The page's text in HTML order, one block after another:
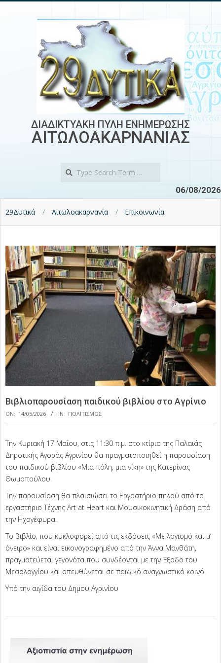
ΔΙΑΔΙΚΤΥΑΚΗ ΠΥΛΗ ΕΝΗΜΕΡΩΣΗΣ
ΑΙΤΩΛΟΑΚΑΡΝΑΝΙΑΣ
06/08/2026
29Δυτικά Αιτωλοακαρνανία Επικοινωνία
Βιβλιοπαρουσίαση παιδικού βιβλίου στο Αγρίνιο
ON: 14/05/2026 IN: ΠΟΛΙΤΙΣΜΟΣ
Την Κυριακή 17 Μαΐου, στις 11:30 π.μ. στο κτίριο της Παλαιάς
Δημοτικής Αγοράς Αγρινίου θα πραγματοποιηθεί η παρουσίαση
του παιδικού βιβλίου «Μια πόλη, μια νίκη» της Κατερίνας
Θωμοπούλου.
Την παρουσίαση θα πλαισιώσει το Εργαστήριο πηλού από το
εργαστήριο Τέχνης Art at Heart και Μουσικοκινητική Δράση από
την Ηχογέφυρα.
Το βιβλίο, που κυκλοφορεί από τις εκδόσεις «Με λογισμό και μ’
όνειρο» και είναι εικονογραφημένο από την Άννα Μανθάτη,
πραγματεύεται γεγονότα που συνδέονται με την Έξοδο του
Μεσολογγίου και απευθύνεται σε παιδικό αναγνωστικό κοινό.
Υπό την αιγίδα του Δημου Αγρινίου